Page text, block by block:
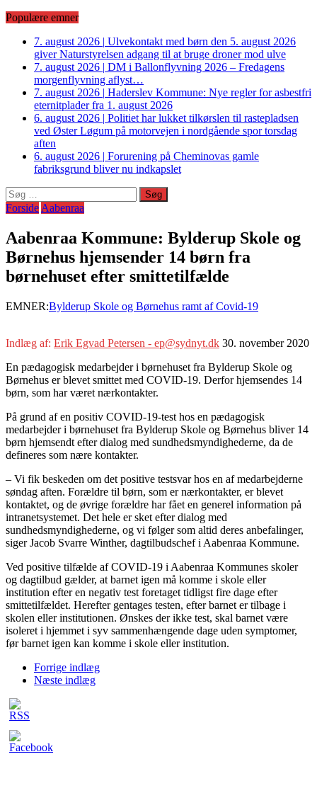
Populære emner
7. august 2026 | Ulvekontakt med børn den 5. august 2026
giver Naturstyrelsen adgang til at bruge droner mod ulve
7. august 2026 | DM i Ballonflyvning 2026 – Fredagens
morgenflyvning aflyst…
7. august 2026 | Haderslev Kommune: Nye regler for asbestfri
eternitplader fra 1. august 2026
6. august 2026 | Politiet har lukket tilkørslen til rastepladsen
ved Øster Løgum på motorvejen i nordgående spor torsdag
aften
6. august 2026 | Forurening på Cheminovas gamle
fabriksgrund bliver nu indkapslet
Søg
efter:
Forside Aabenraa
Aabenraa Kommune: Bylderup Skole og
Børnehus hjemsender 14 børn fra
børnehuset efter smittetilfælde
EMNER:Bylderup Skole og Børnehus ramt af Covid-19
Indlæg af: Erik Egvad Petersen - ep@sydnyt.dk 30. november 2020
En pædagogisk medarbejder i børnehuset fra Bylderup Skole og
Børnehus er blevet smittet med COVID-19. Derfor hjemsendes 14
børn, som har været nærkontakter.
På grund af en positiv COVID-19-test hos en pædagogisk
medarbejder i børnehuset fra Bylderup Skole og Børnehus bliver 14
børn hjemsendt efter dialog med sundhedsmyndighederne, da de
defineres som nære kontakter.
– Vi fik beskeden om det positive testsvar hos en af medarbejderne
søndag aften. Forældre til børn, som er nærkontakter, er blevet
kontaktet, og de øvrige forældre har fået en generel information på
intranetsystemet. Det hele er sket efter dialog med
sundhedsmyndighederne, og vi følger som altid deres anbefalinger,
siger Jacob Svarre Winther, dagtilbudschef i Aabenraa Kommune.
Ved positive tilfælde af COVID-19 i Aabenraa Kommunes skoler
og dagtilbud gælder, at barnet igen må komme i skole eller
institution efter en negativ test foretaget tidligst fire dage efter
smittetilfældet. Herefter gentages testen, efter barnet er tilbage i
skolen eller institutionen. Ønskes der ikke test, skal barnet være
isoleret i hjemmet i syv sammenhængende dage uden symptomer,
før barnet igen kan komme i skole eller institution.
Forrige indlæg
Næste indlæg